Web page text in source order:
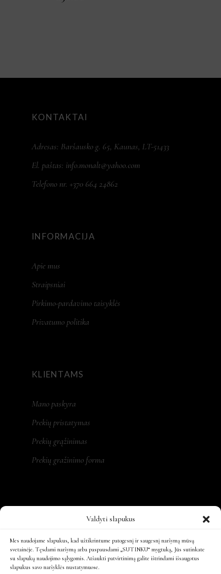
Valdyti slapukus
Mes naudojame slapukus, kad užtikrintume patogesnį ir saugesnį naršymą mūsų
svetainėje. Tęsdami naršymą arba paspausdami „SUTINKU“ mygtuką, Jūs sutinkate
su slapukų naudojimo sąlygomis. Atšaukti patvirtinimą galite ištrindami išsaugotus
slapukus savo naršyklės nustatymuose.
KONTAKTAI
Adresas: Baršausko g. 65, Kaunas, LT-51433
El. paštas: info.monalt@yahoo.com
Telefono nr. +370 664 24862
INFORMACIJA
Apie mus
Straipsniai
Pirkimo-pardavimo taisyklės
Privatumo politika
KLIENTAMS
Mano paskyra
Prekių pristatymas
Prekių grąžinimas
Prekių gražinimo forma
MONA LT, MB
Įm. kodas: 305479931